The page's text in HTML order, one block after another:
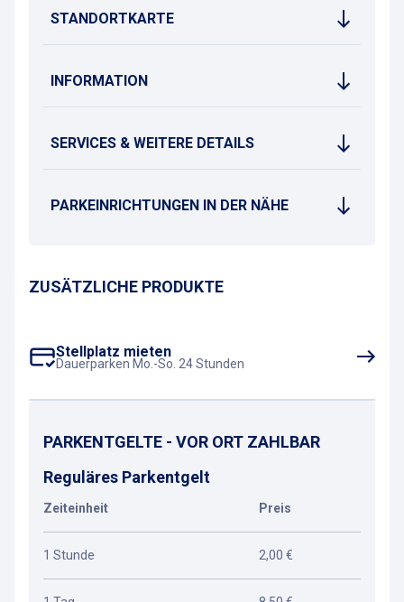
STANDORTKARTE
INFORMATION
SERVICES & WEITERE DETAILS
PARKEINRICHTUNGEN IN DER NÄHE
ZUSÄTZLICHE PRODUKTE
Stellplatz mieten
Dauerparken Mo.-So. 24 Stunden
PARKENTGELTE - VOR ORT ZAHLBAR
Reguläres Parkentgelt
Zeiteinheit Preis
1 Stunde 2,00 €